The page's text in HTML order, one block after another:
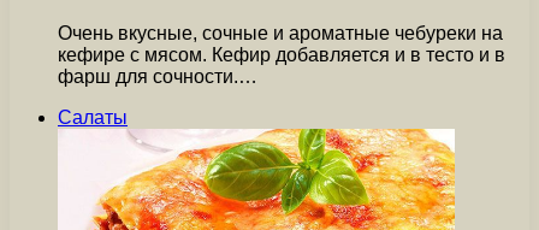
Очень вкусные, сочные и ароматные чебуреки на
кефире с мясом. Кефир добавляется и в тесто и в
фарш для сочности.…
Салаты